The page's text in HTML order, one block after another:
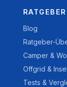
Blog
Ratgeber-
Camper &
Offgrid &
Tests &